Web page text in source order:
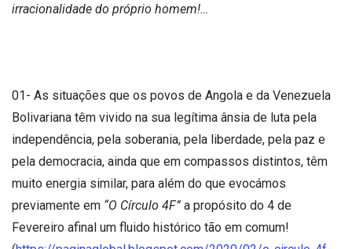
irracionalidade do próprio homem!…
01- As situações que os povos de Angola e da Venezuela
Bolivariana têm vivido na sua legítima ânsia de luta pela
independência, pela soberania, pela liberdade, pela paz e
pela democracia, ainda que em compassos distintos, têm
muito energia similar, para além do que evocámos
previamente em “O Círculo 4F” a propósito do 4 de
Fevereiro afinal um fluido histórico tão em comum!